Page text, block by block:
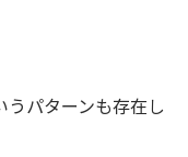
パターンも存在し